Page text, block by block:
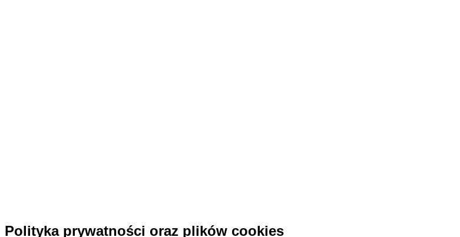
Polityka prywatności oraz plików cookies